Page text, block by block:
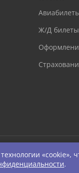
Ж/Д билеты
«cookie»,
.